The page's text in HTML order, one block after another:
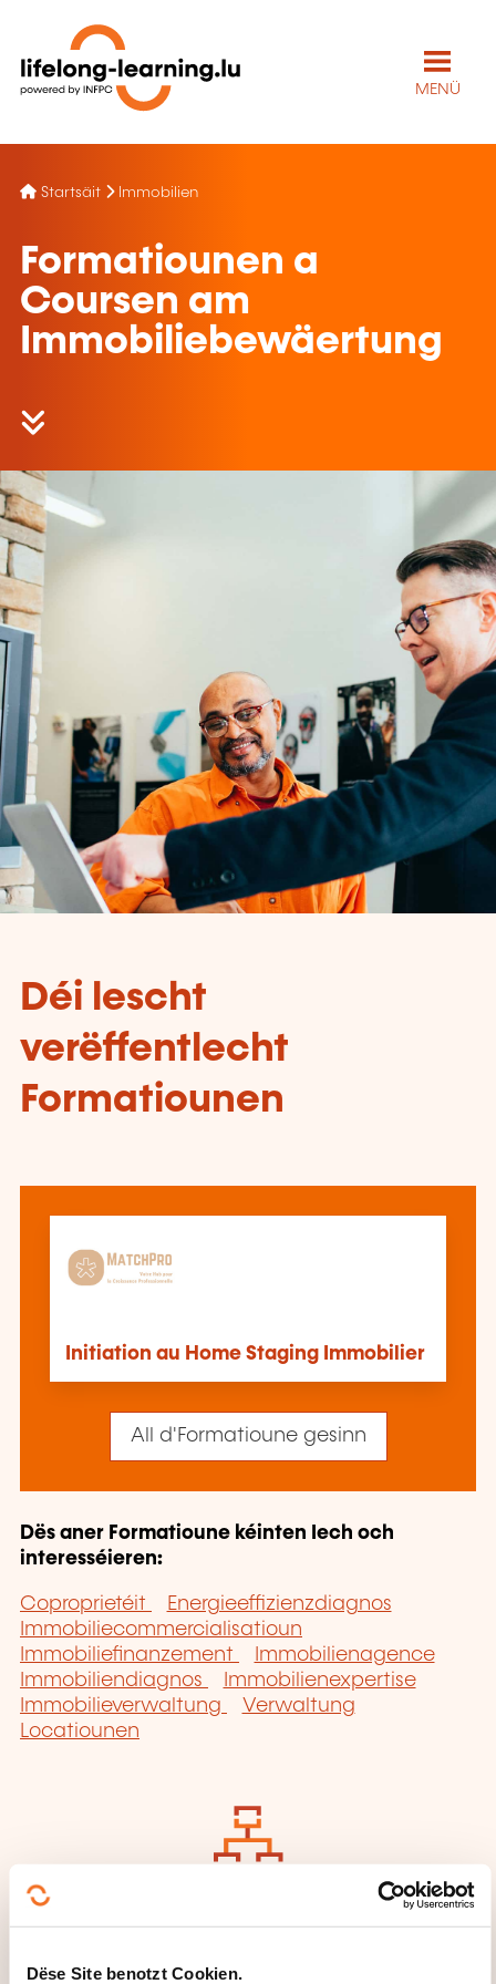
Dëse Site benotzt Cookien.
MENÜ
Startsäit Immobilien
Formatiounen a
Coursen am
Immobiliebewäertung
Déi lescht
verëffentlecht
Formatiounen
Initiation au Home Staging Immobilier
All d'Formatioune gesinn
Dës aner Formatioune kéinten Iech och
interesséieren:
Coproprietéit
Energieeffizienzdiagnos
Immobiliecommercialisatioun
Immobiliefinanzement
Immobilienagence
Immobiliendiagnos
Immobilienexpertise
Immobilieverwaltung
Verwaltung
Locatiounen
d'Säit vun de
Famille vu